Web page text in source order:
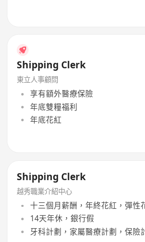
Shipping Clerk
東立人事顧問
享有額外醫療保險
年底雙糧福利
年底花紅
Shipping Clerk
越秀職業介紹中心
十三個月薪酬，年終花紅，彈性
14天年休，銀行假
牙科計劃，家屬醫療計劃，保險